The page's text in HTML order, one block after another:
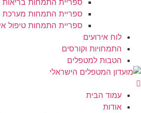
ספריית התמחות
ספריית התמחות מערכת
ספריית התמחות טיפול
לוח אירועים
התמחויות וקורסים
הטבות למטפלים
עמוד הבית
אודות